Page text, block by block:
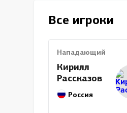
Все игроки
Нападающий
Кирилл
Рассказов
Россия